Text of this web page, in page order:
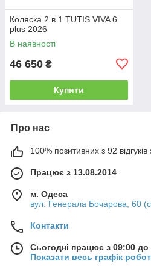
Коляска 2 в 1 TUTIS VIVA 6
plus 2026
В наявності
46 650 ₴
Купити
Про нас
100% позитивних з 92 відгуків
Працює з 13.08.2014
м. Одеса
вул. Генерала Бочарова, 60
Контакти
Сьогодні працює з 09:00 до
Показати весь графік